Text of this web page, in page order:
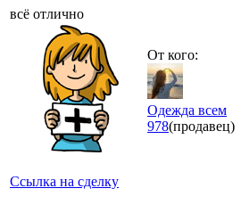
всё отлично
Ссылка на сделку
От кого:
Одежда всем
978(продавец)